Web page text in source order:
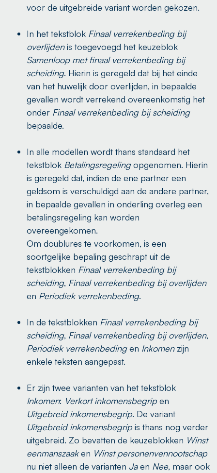
voor de uitgebreide variant worden gekozen.
In het tekstblok Finaal verrekenbeding bij
overlijdenis toegevoegd het keuzeblok
Samenloop met finaal verrekenbeding bij
scheiding. Hierin is geregeld dat bij het einde
van het huwelijk door overlijden, in bepaalde
gevallen wordt verrekend overeenkomstig het
onder Finaal verrekenbeding bij scheiding
bepaalde.
In alle modellen wordt thans standaard het
tekstblok Betalingsregelingopgenomen. Hierin
is geregeld dat, indien de ene partner een
geldsom is verschuldigd aan de andere partner,
in bepaalde gevallen in onderling overleg een
betalingsregeling kan worden
overeengekomen.
Om doublures te voorkomen, is een
soortgelijke bepaling geschrapt uit de
tekstblokken Finaal verrekenbeding bij
scheiding, Finaal verrekenbeding bij overlijden
en Periodiek verrekenbeding.
In de tekstblokken Finaal verrekenbeding bij
scheiding, Finaal verrekenbeding bij overlijden,
Periodiek verrekenbedingen Inkomenzijn
enkele teksten aangepast.
Er zijn twee varianten van het tekstblok
Inkomen: Verkort inkomensbegrip en
Uitgebreid inkomensbegrip. De variant
Uitgebreid inkomensbegrip is thans nog verder
uitgebreid. Zo bevatten de keuzeblokken Winst
eenmanszaaken Winst personenvennootschap
nu niet alleen de varianten Jaen Nee, maar ook